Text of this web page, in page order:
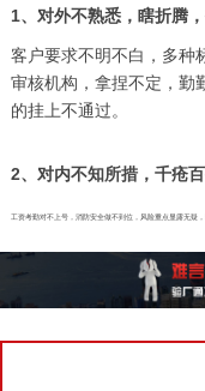
1、对外不熟悉，瞎折腾
客户要求不明不白，多种
审核机构，拿捏不定，勤
的挂上不通过。
2、对内不知所措，千疮
工资考勤对不上号，消防安全做不到位，风险重点显露无疑